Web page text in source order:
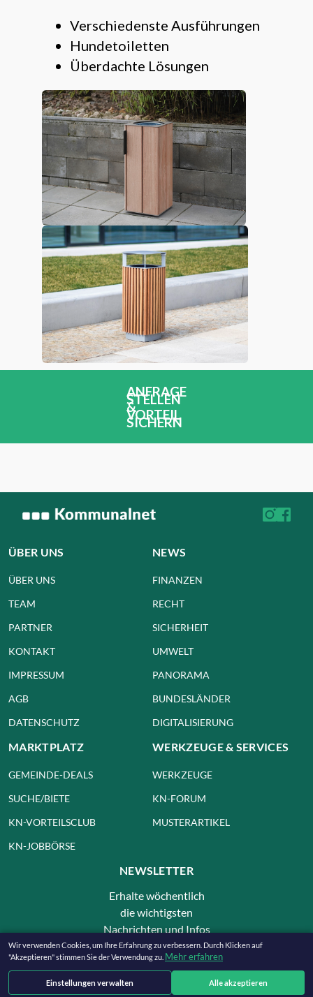
Verschiedenste Ausführungen
Hundetoiletten
Überdachte Lösungen
ANFRAGE
STELLEN
&
VORTEIL
SICHERN
ÜBER UNS
ÜBER UNS
TEAM
PARTNER
KONTAKT
IMPRESSUM
AGB
DATENSCHUTZ
NEWS
FINANZEN
RECHT
SICHERHEIT
UMWELT
PANORAMA
BUNDESLÄNDER
DIGITALISIERUNG
MARKTPLATZ
GEMEINDE-DEALS
SUCHE/BIETE
KN-VORTEILSCLUB
KN-JOBBÖRSE
WERKZEUGE & SERVICES
WERKZEUGE
KN-FORUM
MUSTERARTIKEL
NEWSLETTER
Erhalte wöchentlich
die wichtigsten
Nachrichten und Infos
für deine Gemeinde!
ANMELDEN
Wir verwenden Cookies, um Ihre Erfahrung zu verbessern. Durch Klicken auf
"Akzeptieren" stimmen Sie der Verwendung zu. Mehr erfahren
Einstellungen verwalten Alle akzeptieren